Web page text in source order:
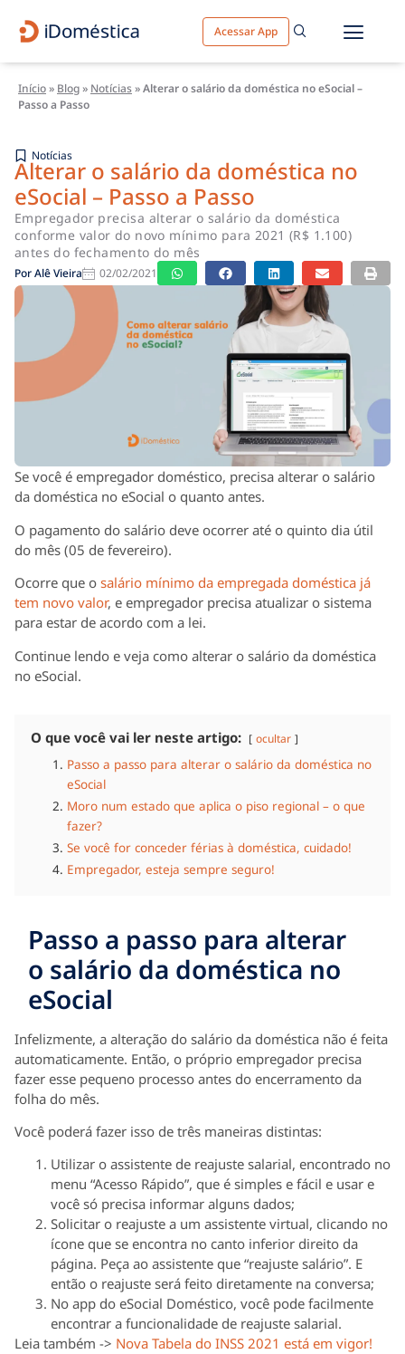
Acessar App
Início» Blog» Notícias»Alterar o salário da doméstica no eSocial –
Passo a Passo
Notícias
Alterar o salário da doméstica no
eSocial – Passo a Passo
Empregador precisa alterar o salário da doméstica
conforme valor do novo mínimo para 2021 (R$ 1.100)
antes do fechamento do mês
PorAlê Vieira 02/02/2021
Se você é empregador doméstico, precisa alterar o salário
da doméstica no eSocial o quanto antes.
O pagamento do salário deve ocorrer até o quinto dia útil
do mês (05 de fevereiro).
Ocorre que o salário mínimo da empregada doméstica já
tem novo valor, e empregador precisa atualizar o sistema
para estar de acordo com a lei.
Continue lendo e veja como alterar o salário da doméstica
no eSocial.
O que você vai ler neste artigo: ocultar
Passo a passo para alterar o salário da doméstica no
eSocial
Moro num estado que aplica o piso regional – o que
fazer?
Se você for conceder férias à doméstica, cuidado!
Empregador, esteja sempre seguro!
Passo a passo para alterar
o salário da doméstica no
eSocial
Infelizmente, a alteração do salário da doméstica não é feita
automaticamente. Então, o próprio empregador precisa
fazer esse pequeno processo antes do encerramento da
folha do mês.
Você poderá fazer isso de três maneiras distintas:
Utilizar o assistente de reajuste salarial, encontrado no
menu “Acesso Rápido”, que é simples e fácil e usar e
você só precisa informar alguns dados;
Solicitar o reajuste a um assistente virtual, clicando no
ícone que se encontra no canto inferior direito da
página. Peça ao assistente que “reajuste salário”. E
então o reajuste será feito diretamente na conversa;
No app do eSocial Doméstico, você pode facilmente
encontrar a funcionalidade de reajuste salarial.
Leia também -> Nova Tabela do INSS 2021 está em vigor!